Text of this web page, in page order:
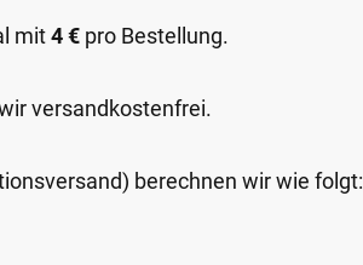
mit4 € pro Bestellung.
versandkostenfrei.
berechnen wir wie folgt: